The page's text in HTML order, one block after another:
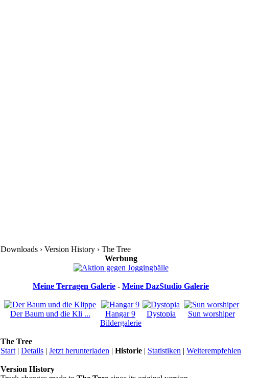
Downloads › Version History › The Tree
Werbung
Meine Terragen Galerie - Meine DazStudio Galerie
Der Baum und die Kli ... Hangar 9 Dystopia
Sun worshiper
Bildergalerie
The Tree
Start | Details | Jetzt herunterladen | Historie | Statistiken | Weiterempfehlen
Version History